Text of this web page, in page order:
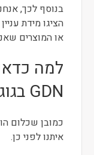
בנוסף לכך,
הציגו מידת
או המוצרים
למה
GDN בגוגל?
כמובן שכלום
איתנו לפני כן.